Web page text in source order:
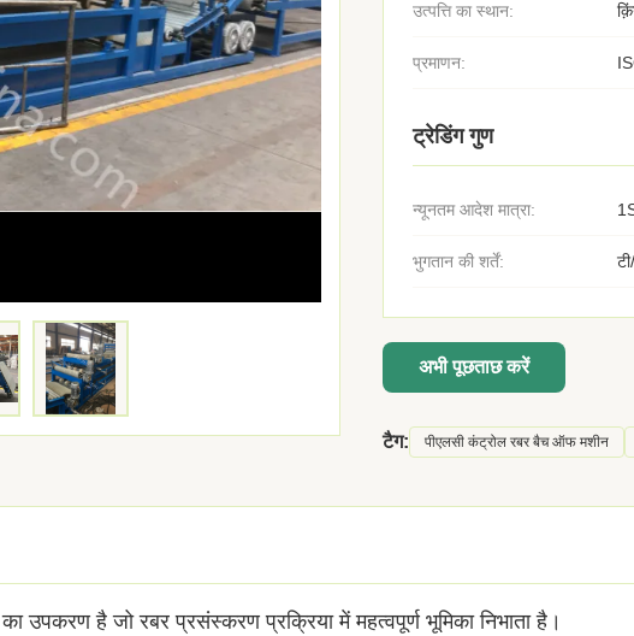
उत्पत्ति का स्थान:
प्रमाणन:
ट्रेडिंग गुण
न्यूनतम आदेश मात्रा:
भुगतान की शर्तें:
अभी पूछताछ करें
टैग: पीएलसी कंट्रोल रबर बैच ऑफ मशीन
उपकरण है जो रबर प्रसंस्करण प्रक्रिया में महत्वपूर्ण भूमिका निभाता है।